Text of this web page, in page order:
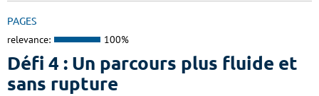
PAGES
relevance: 100%
Défi 4 : Un parcours plus fluide et
sans rupture